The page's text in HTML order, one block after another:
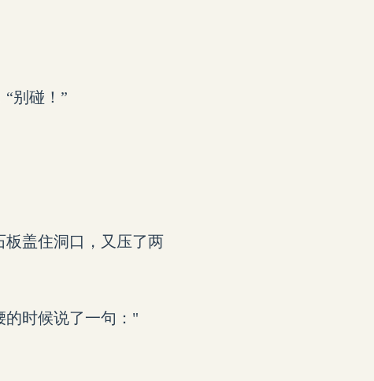
别碰！”
盖住洞口，又压了两
的时候说了一句："